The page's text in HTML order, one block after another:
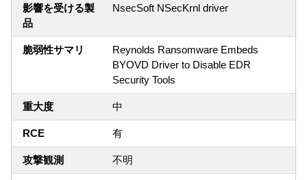
影響を受ける製
品
NsecSoft NSecKrnl driver
脆弱性サマリ
Reynolds Ransomware Embeds
BYOVD Driver to Disable EDR
Security Tools
重大度 中
RCE 有
攻撃観測 不明